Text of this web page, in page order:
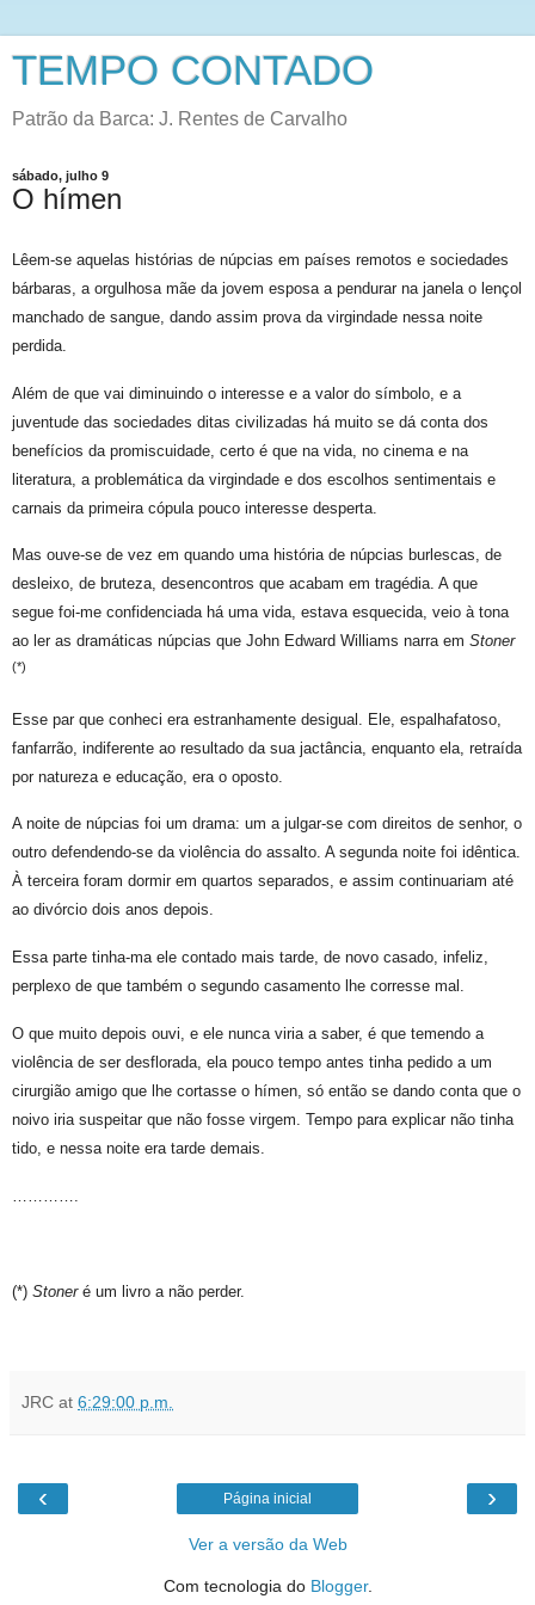
TEMPO CONTADO
Patrão da Barca: J. Rentes de Carvalho
sábado, julho 9
O hímen
Lêem-se aquelas histórias de núpcias em países remotos e sociedades
bárbaras, a orgulhosa mãe da jovem esposa a pendurar na janela o lençol
manchado de sangue, dando assim prova da virgindade nessa noite
perdida.
Além de que vai diminuindo o interesse e a valor do símbolo, e a
juventude das sociedades ditas civilizadas há muito se dá conta dos
benefícios da promiscuidade, certo é que na vida, no cinema e na
literatura, a problemática da virgindade e dos escolhos sentimentais e
carnais da primeira cópula pouco interesse desperta.
Mas ouve-se de vez em quando uma história de núpcias burlescas, de
desleixo, de bruteza, desencontros que acabam em tragédia. A que
segue foi-me confidenciada há uma vida, estava esquecida, veio à tona
ao ler as dramáticas núpcias que John Edward Williams narra em Stoner
(*)
Esse par que conheci era estranhamente desigual. Ele, espalhafatoso,
fanfarrão, indiferente ao resultado da sua jactância, enquanto ela, retraída
por natureza e educação, era o oposto.
A noite de núpcias foi um drama: um a julgar-se com direitos de senhor, o
outro defendendo-se da violência do assalto. A segunda noite foi idêntica.
À terceira foram dormir em quartos separados, e assim continuariam até
ao divórcio dois anos depois.
Essa parte tinha-ma ele contado mais tarde, de novo casado, infeliz,
perplexo de que também o segundo casamento lhe corresse mal.
O que muito depois ouvi, e ele nunca viria a saber, é que temendo a
violência de ser desflorada, ela pouco tempo antes tinha pedido a um
cirurgião amigo que lhe cortasse o hímen, só então se dando conta que o
noivo iria suspeitar que não fosse virgem. Tempo para explicar não tinha
tido, e nessa noite era tarde demais.
(*) Stoneré um livro a não perder.
JRC at 6:29:00 p.m.
‹ ›
Página inicial
Ver a versão da Web
Com tecnologia do Blogger.